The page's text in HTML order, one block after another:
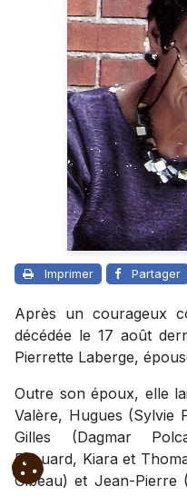
Imprimer Partager
Après un courageux
décédée le 17 août
Pierrette Laberge,
Outre son époux, elle
Valère, Hugues (Sylvie
Gilles (Dagmar
Edouard, Kiara et
Gibeau) et Jean-Pierre